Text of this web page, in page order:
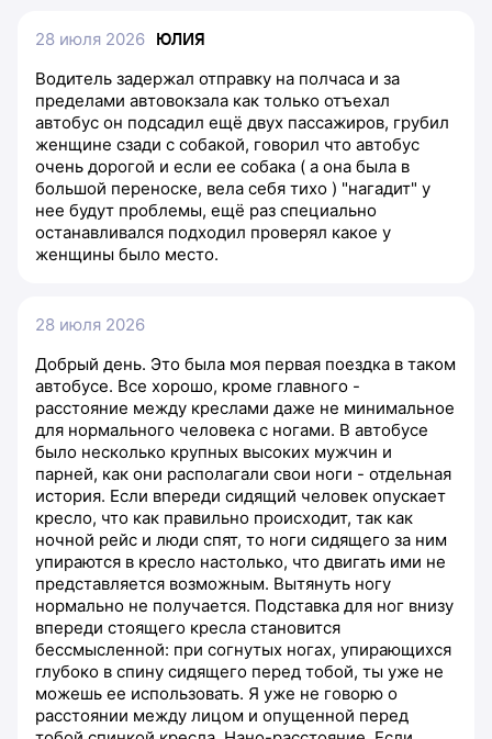
28 июля 2026 ЮЛИЯ
Водитель задержал отправку на полчаса и за
пределами автовокзала как только отъехал
автобус он подсадил ещё двух пассажиров, грубил
женщине сзади с собакой, говорил что автобус
очень дорогой и если ее собака ( а она была в
большой переноске, вела себя тихо ) "нагадит" у
нее будут проблемы, ещё раз специально
останавливался подходил проверял какое у
женщины было место.
28 июля 2026
Добрый день. Это была моя первая поездка в таком
автобусе. Все хорошо, кроме главного -
расстояние между креслами даже не минимальное
для нормального человека с ногами. В автобусе
было несколько крупных высоких мужчин и
парней, как они располагали свои ноги - отдельная
история. Если впереди сидящий человек опускает
кресло, что как правильно происходит, так как
ночной рейс и люди спят, то ноги сидящего за ним
упираются в кресло настолько, что двигать ими не
представляется возможным. Вытянуть ногу
нормально не получается. Подставка для ног внизу
впереди стоящего кресла становится
бессмысленной: при согнутых ногах, упирающихся
глубоко в спину сидящего перед тобой, ты уже не
можешь ее использовать. Я уже не говорю о
расстоянии между лицом и опущенной перед